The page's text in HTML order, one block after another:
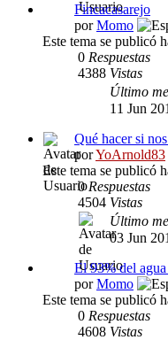
Fincacasarejo
porMomo
Este tema se publicó
0 Respuestas
4388 Vistas
Último
11 Jun
Qué hacer si
porYoArnold83
Este tema se publicó
0Respuestas
4504 Vistas
Último
03 Jun
El 93% del
porMomo
Este tema se publicó
0 Respuestas
4608 Vistas